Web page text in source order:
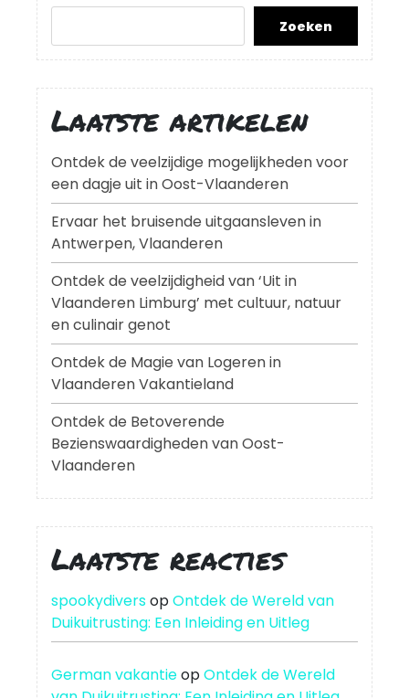
Zoeken
Laatste artikelen
Ontdek de veelzijdige mogelijkheden voor
een dagje uit in Oost-Vlaanderen
Ervaar het bruisende uitgaansleven in
Antwerpen, Vlaanderen
Ontdek de veelzijdigheid van ‘Uit in
Vlaanderen Limburg’ met cultuur, natuur
en culinair genot
Ontdek de Magie van Logeren in
Vlaanderen Vakantieland
Ontdek de Betoverende
Bezienswaardigheden van Oost-
Vlaanderen
Laatste reacties
spookydiversopOntdek de Wereld van
Duikuitrusting: Een Inleiding en Uitleg
German vakantieopOntdek de Wereld